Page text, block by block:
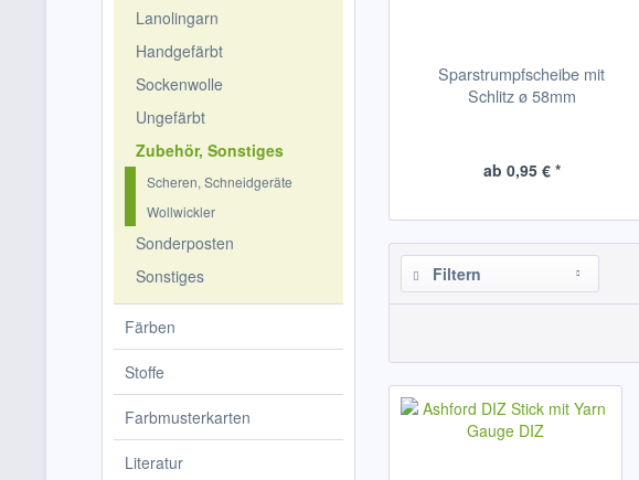
Lanolingarn
Handgefärbt
Sockenwolle
Ungefärbt
Zubehör, Sonstiges
Scheren, Schneidgeräte
Wollwickler
Sonderposten
Sonstiges
Färben
Stoffe
Farbmusterkarten
Literatur
Sparstrumpfscheibe mit
Schlitz ø 58mm
ab 0,95 € *
Filtern